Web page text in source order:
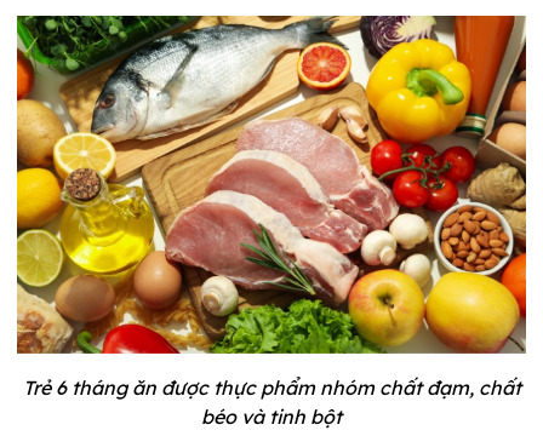
Trẻ 6 tháng ăn được thực phẩm nhóm chất đạm, chất
béo và tinh bột